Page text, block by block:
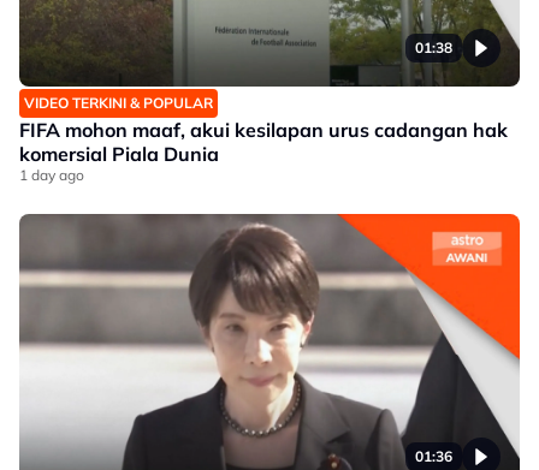
01:38
VIDEO TERKINI & POPULAR
FIFA mohon maaf, akui kesilapan urus cadangan hak
komersial Piala Dunia
1 day ago
01:36